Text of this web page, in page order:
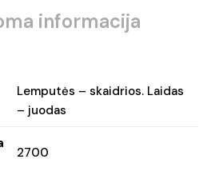
informacija
Lemputės – skaidrios. Laidas
– juodas
2700